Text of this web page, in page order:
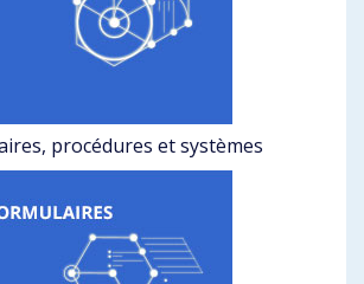
procédures et systèmes